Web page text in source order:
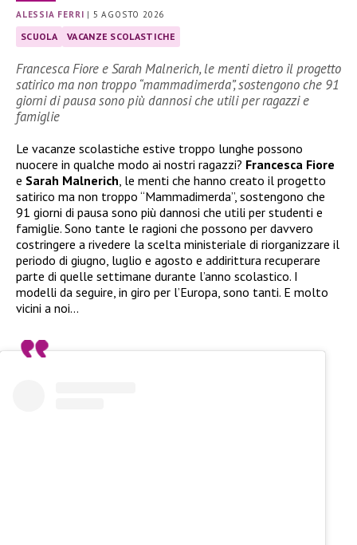
ALESSIA FERRI | 5 AGOSTO 2026
SCUOLA VACANZE SCOLASTICHE
Francesca Fiore e Sarah Malnerich, le menti dietro il progetto
satirico ma non troppo “mammadimerda”, sostengono che 91
giorni di pausa sono più dannosi che utili per ragazzi e
famiglie
Le vacanze scolastiche estive troppo lunghe possono
nuocere in qualche modo ai nostri ragazzi? Francesca Fiore
e Sarah Malnerich , le menti che hanno creato il progetto
satirico ma non troppo “Mammadimerda”, sostengono che
91 giorni di pausa sono più dannosi che utili per studenti e
famiglie. Sono tante le ragioni che possono per davvero
costringere a rivedere la scelta ministeriale di riorganizzare il
periodo di giugno, luglio e agosto e addirittura recuperare
parte di quelle settimane durante l’anno scolastico. I
modelli da seguire, in giro per l’Europa, sono tanti. E molto
vicini a noi…